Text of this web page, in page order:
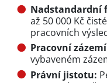
Nadstandardní
až 50 000 Kč
pracovních
Pracovní
vybaveném
Právní jistotu: